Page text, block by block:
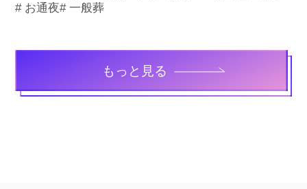
# お通夜# 一般葬
もっと見る